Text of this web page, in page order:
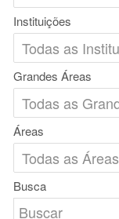
Instituições
Grandes Áreas
Áreas
Busca